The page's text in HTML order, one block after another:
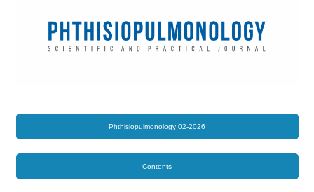
Phthisiopulmonology 02-2026
Contents